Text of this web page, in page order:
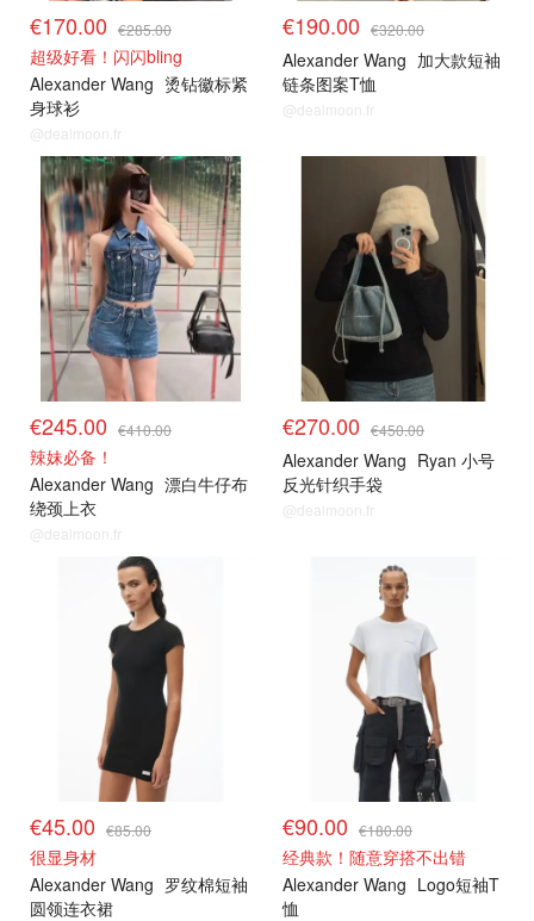
€170.00 €285.00
超级好看！闪闪bling
Alexander Wang 烫钻徽标紧
身球衫
@dealmoon.fr
€190.00 €320.00
Alexander Wang 加大款短袖
链条图案T恤
@dealmoon.fr
€245.00 €410.00
辣妹必备！
Alexander Wang 漂白牛仔布
绕颈上衣
@dealmoon.fr
€270.00 €450.00
Alexander Wang Ryan 小号
反光针织手袋
@dealmoon.fr
€45.00 €85.00
很显身材
Alexander Wang 罗纹棉短袖
圆领连衣裙
€90.00 €180.00
经典款！随意穿搭不出错
Alexander Wang Logo短袖T
恤